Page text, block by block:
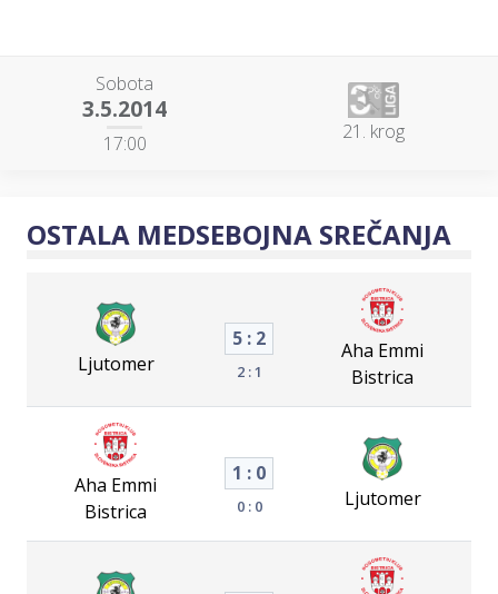
Sobota
3.5.2014
17:00 21. krog
OSTALA MEDSEBOJNA SREČANJA
Ljutomer
5 : 2
2 : 1
Aha Emmi
Bistrica
Aha Emmi
Bistrica
1 : 0
0 : 0 Ljutomer